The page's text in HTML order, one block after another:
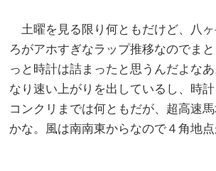
土曜を見る限り何ともだけど、八
ろがアホすぎなラップ推移なのでま
っと時計は詰まったと思うんだよな
なり速い上がりを出しているし、時計
コンクリまでは何ともだが、超高速
かな。風は南南東からなので４角地点